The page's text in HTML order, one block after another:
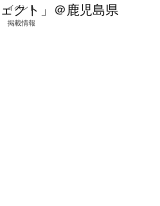
イベント
掲載情報
ェクト」＠鹿児島県